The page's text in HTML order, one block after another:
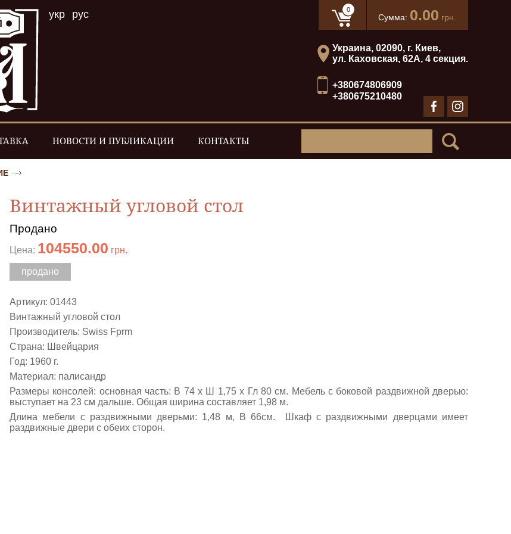
0
Сумма: 0.00 грн.
укр рус
Украина, 02090, г. Киев,
ул. Каховская, 62А, 4 секция.
+380674806909
+380675210480
НОВОСТИ И ПУБЛИКАЦИИ КОНТАКТЫ
Винтажный угловой стол
Продано
Цена: 104550.00 грн.
продано
Артикул: 01443
Винтажный угловой стол
Производитель: Swiss Fprm
Страна: Швейцария
Год: 1960 г.
Материал: палисандр
Размеры консолей: основная часть: В 74 х Ш 1,75 х Гл 80 см. Мебель с боковой раздвижной дверью:
выступает на 23 см дальше. Общая ширина составляет 1,98 м.
Длина мебели с раздвижными дверьми: 1,48 м, В 66см. Шкаф с раздвижными дверцами имеет
раздвижные двери с обеих сторон.